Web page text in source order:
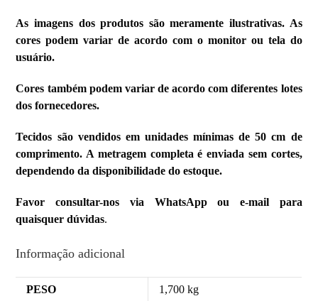
As imagens dos produtos são meramente ilustrativas. As
cores podem variar de acordo com o monitor ou tela do
usuário.
Cores também podem variar de acordo com diferentes lotes
dos fornecedores.
Tecidos são vendidos em unidades mínimas de 50 cm de
comprimento. A metragem completa é enviada sem cortes,
dependendo da disponibilidade do estoque.
Favor consultar-nos via WhatsApp ou e-mail para
quaisquer dúvidas.
Informação adicional
PESO 1,700 kg